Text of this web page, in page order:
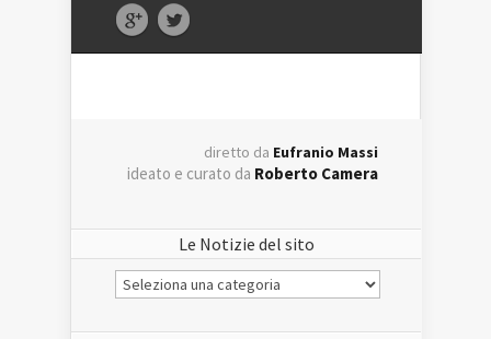
diretto da Eufranio Massi
ideato e curato da Roberto Camera
Le Notizie del sito
Le
Notizie